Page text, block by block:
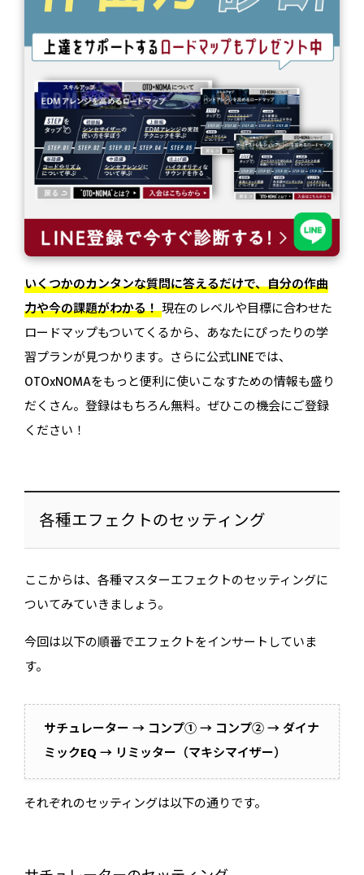
いくつかのカンタンな質問に答えるだけで、自分の作曲
力や今の課題がわかる！現在のレベルや目標に合わせた
ロードマップもついてくるから、あなたにぴったりの学
習プランが見つかります。さらに公式LINEでは、
OTOxNOMAをもっと便利に使いこなすための情報も盛り
だくさん。登録はもちろん無料。ぜひこの機会にご登録
ください！
各種エフェクトのセッティング
ここからは、各種マスターエフェクトのセッティングに
ついてみていきましょう。
今回は以下の順番でエフェクトをインサートしていま
す。
サチュレーター → コンプ① → コンプ② → ダイナ
ミックEQ → リミッター（マキシマイザー）
それぞれのセッティングは以下の通りです。